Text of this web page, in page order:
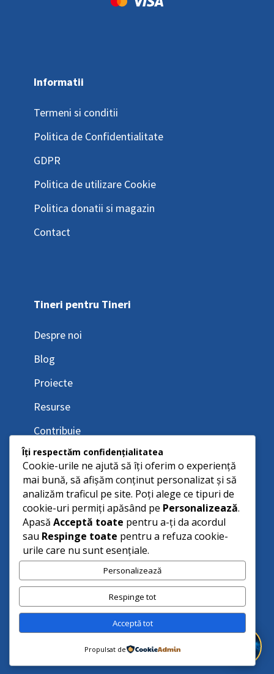
Informatii
Termeni si conditii
Politica de Confidentialitate
GDPR
Politica de utilizare Cookie
Politica donatii si magazin
Contact
Tineri pentru Tineri
Despre noi
Blog
Proiecte
Resurse
Contribuie
Îți respectăm confidențialitatea
Cookie-urile ne ajută să îți oferim o experiență
mai bună, să afișăm conținut personalizat și să
analizăm traficul pe site. Poți alege ce tipuri de
cookie-uri permiți apăsând pe Personalizează.
Apasă Acceptă toate pentru a-ți da acordul
sau Respinge toate pentru a refuza cookie-
urile care nu sunt esențiale.
Personalizează
Respinge tot
Acceptă tot
Propulsat de